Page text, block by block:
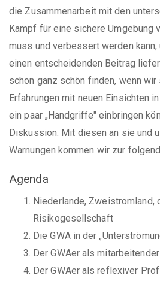
die Zusammenarbeit mit den
Kampf für eine sichere Umgebung
muss und verbessert werden kann,
einen entscheidenden Beitrag
schon ganz schön finden, wenn wir
Erfahrungen mit neuen Einsichten
ein paar „Handgriffe" einbringen
Diskussion. Mit diesen an sie und
Warnungen kommen wir zur
Agenda
Niederlande, Zweistromland,
Risikogesellschaft
Die GWA in der
Der GWAer als
Der GWAer als reflexiver